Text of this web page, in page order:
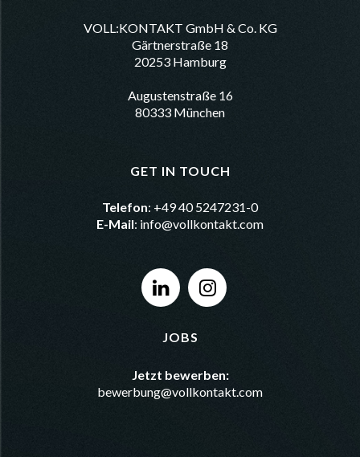
VOLL:KONTAKT GmbH & Co. KG
Gärtnerstraße 18
20253 Hamburg
Augustenstraße 16
80333 München
GET IN TOUCH
Telefon: +49 40 5247231-0
E-Mail: info@vollkontakt.com
JOBS
Jetzt bewerben:
bewerbung@vollkontakt.com